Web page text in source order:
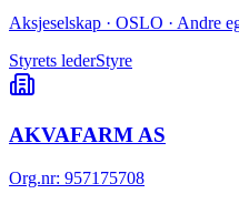
Aksjeselskap · OSLO · Andre
Styrets lederStyre
AKVAFARM AS
Org.nr: 957175708